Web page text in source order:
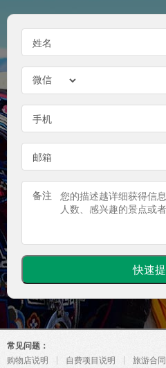
姓名
手机
邮箱
备注
常见问题：
购物店说明
自费项目说明 旅游合同